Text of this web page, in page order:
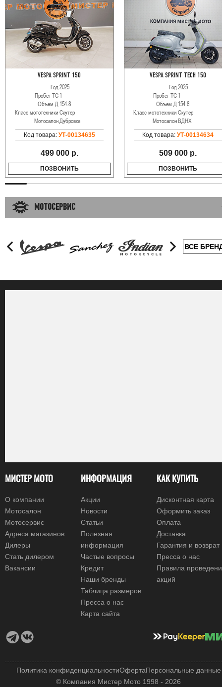
VESPA SPRINT 150
Год2025
Пробег ТС 1
Объем Д 154.8
Класс мототехникиСкутер
МотосалонДубровка
Код товара: УТ-00134635
499 000 р.
ПОЗВОНИТЬ
VESPA SPRINT TECH 150
Год 2025
Пробег ТС1
Объем Д 154.8
Класс мототехники Скутер
МотосалонВДНХ
Код товара:УТ-00134634
509 000 р.
ПОЗВОНИТЬ
МОТОСЕРВИС
ВСЕ
МИСТЕР МОТО
О компании
Мотосалон
Мотосервис
Адреса магазинов
Дилеры
Стать дилером
Вакансии
ИНФОРМАЦИЯ
Акции
Новости
Статьи
Полезная
информация
Частые вопросы
Кредит
Наши бренды
Таблица размеров
Пресса о нас
Карта сайта
КАК КУПИТЬ
Дисконтная карта
Оформить заказ
Оплата
Доставка
Гарантия и возврат
Пресса о нас
Правила
акций
© Компания Мистер Мото 1998 - 2026
Политика конфиденциальностиОфертаПерсональные данные